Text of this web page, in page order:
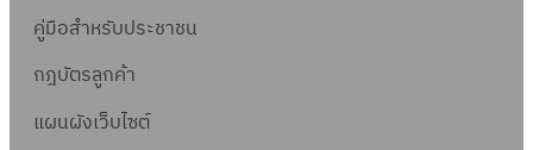
คู่มือสำหรับประชาชน
กฎบัตรลูกค้า
แผนผังเว็บไซต์